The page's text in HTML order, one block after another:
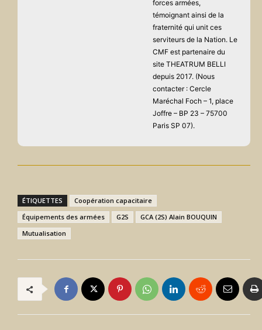
forces armées,
témoignant ainsi de la
fraternité qui unit ces
serviteurs de la Nation. Le
CMF est partenaire du
site THEATRUM BELLI
depuis 2017. (Nous
contacter : Cercle
Maréchal Foch – 1, place
Joffre – BP 23 – 75700
Paris SP 07).
ÉTIQUETTES
Coopération capacitaire
Équipements des armées
G2S
GCA (2S) Alain BOUQUIN
Mutualisation